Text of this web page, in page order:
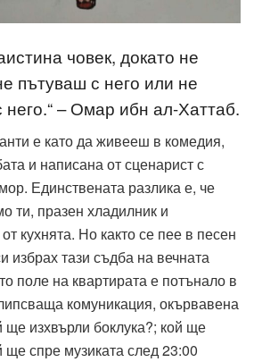
човек, докато не
пътуваш с него или не
– Омар ибн ал-Хаттаб.
е като да живееш в комедия,
и написана от сценарист с
Единствената разлика е, че
ти, празен хладилник и
кухнята. Но както се пее в песен
избрах тази съдба на вечната
поле на квартирата е потънало в
комуникация, окървавена
ще изхвърли боклука?; кой ще
ще спре музиката след 23:00